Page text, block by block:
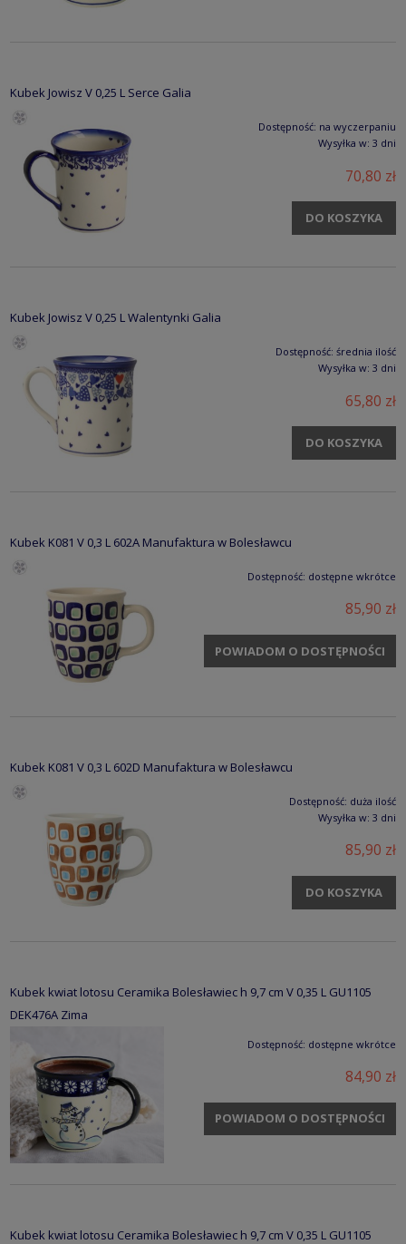
Kubek Jowisz V 0,25 L Serce Galia
Dostępność: na wyczerpaniu
Wysyłka w: 3 dni
70,80 zł
DO KOSZYKA
Kubek Jowisz V 0,25 L Walentynki Galia
Dostępność: średnia ilość
Wysyłka w: 3 dni
65,80 zł
DO KOSZYKA
Kubek K081 V 0,3 L 602A Manufaktura w Bolesławcu
Dostępność: dostępne wkrótce
85,90 zł
POWIADOM O DOSTĘPNOŚCI
Kubek K081 V 0,3 L 602D Manufaktura w Bolesławcu
Dostępność: duża ilość
Wysyłka w: 3 dni
85,90 zł
DO KOSZYKA
Kubek kwiat lotosu Ceramika Bolesławiec h 9,7 cm V 0,35 L GU1105
DEK476A Zima
Dostępność: dostępne wkrótce
84,90 zł
POWIADOM O DOSTĘPNOŚCI
Kubek kwiat lotosu Ceramika Bolesławiec h 9,7 cm V 0,35 L GU1105